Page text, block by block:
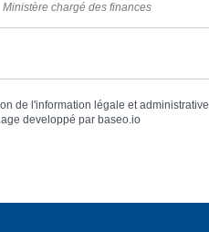
Ministère chargé des finances
de l'information légale et administrative
developpé par baseo.io